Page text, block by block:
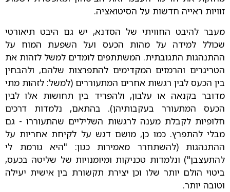
זוויות ראייה חדשות על הסיטואציה.
מעבר להיבט החוויתי של הסדנא, יש גם היבט תיאורטי
שכולל למידה על מהות הכעס ועל השפעת המוח על
ההתנהגות התגובתית. המשתתפים לומדים למשל לזהות את
הטריגרים והרמזים המקדימים להתפרצות שלהם, ולהבחין
בין הכעס לבין רגשות אחרים המתעוררים (למשל: לזהות מתי
מדובר בקנאה או עלבון, ולהפריד בין תחושות אלו לבין
הכעס המתעורר בעקבותיהן). בהתאם, נלמדות דרכים
חלופיות לקבלת מענה לרגשות השליליים שהתעוררו - גם
מבלי להתפרץ. כמו כן, מושם דגש על לקיחת אחריות על
ההתנהגות (להשתחרר מאמירות כגון: "היא גורמת לי
להתעצבן") ונלמדות טכניקות ומיומנויות של שליטה בכעס,
ביטוי הולם יותר שלו וכן יצירת תקשורת בין אישית יעילה
וטובה יותר.